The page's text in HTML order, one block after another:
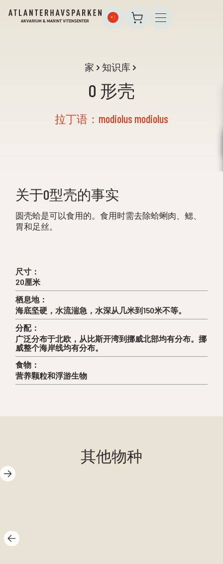
家 知识库
O 形壳
拉丁语：modiolus modiolus
尺寸：
20厘米
栖息地：
海底坚硬，水流湍急，水深从几米到150米不等。
分配：
广泛分布于北欧，从比斯开湾到挪威北部均有分布。挪
威整个海岸线均有分布。
食物：
营养颗粒和浮游生物
关于O型壳的事实
圆壳蛤是可以食用的。食用时需去除蛤蜊肉、鳃、
胃和足丝。
其他物种